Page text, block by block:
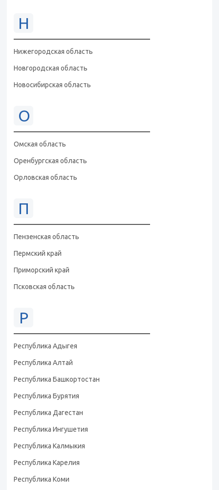
Н
Нижегородская область
Новгородская область
Новосибирская область
О
Омская область
Оренбургская область
Орловская область
П
Пензенская область
Пермский край
Приморский край
Псковская область
Р
Республика Адыгея
Республика Алтай
Республика Башкортостан
Республика Бурятия
Республика Дагестан
Республика Ингушетия
Республика Калмыкия
Республика Карелия
Республика Коми